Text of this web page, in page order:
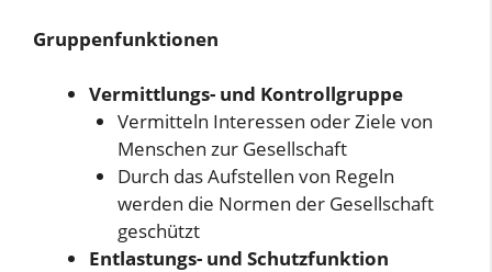
Gruppenfunktionen
Vermittlungs- und Kontrollgruppe
Vermitteln Interessen oder Ziele von
Menschen zur Gesellschaft
Durch das Aufstellen von Regeln
werden die Normen der Gesellschaft
geschützt
Entlastungs- und Schutzfunktion